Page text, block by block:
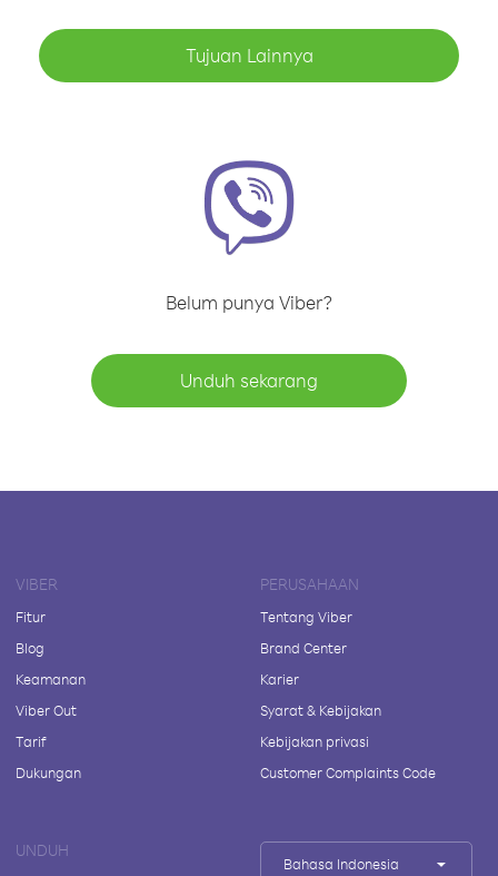
Tujuan Lainnya
Belum punya Viber?
Unduh sekarang
VIBER
Fitur
Blog
Keamanan
Viber Out
Tarif
Dukungan
PERUSAHAAN
Tentang Viber
Brand Center
Karier
Syarat & Kebijakan
Kebijakan privasi
Customer Complaints Code
UNDUH
Bahasa Indonesia